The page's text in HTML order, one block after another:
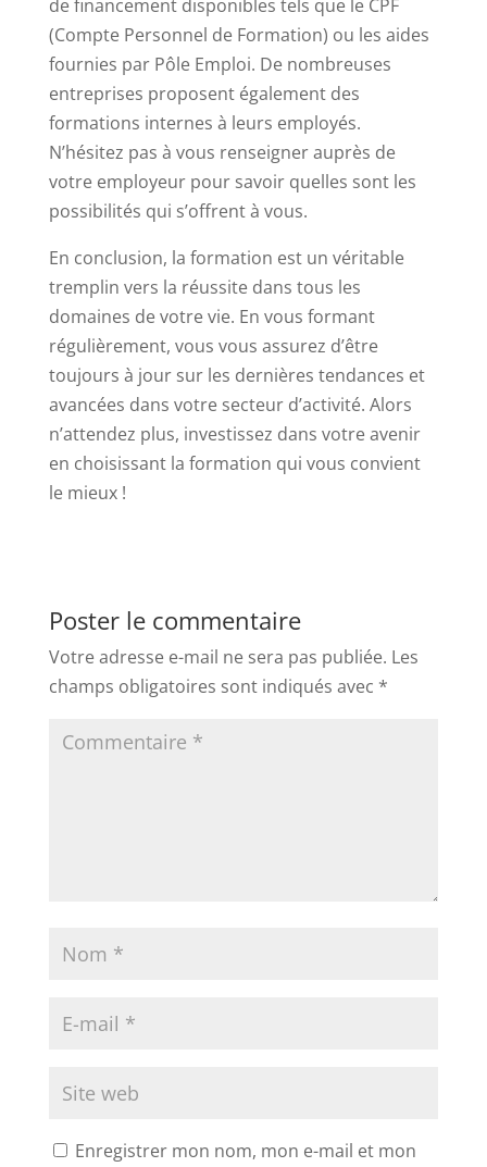
de financement disponibles tels que le CPF
(Compte Personnel de Formation) ou les aides
fournies par Pôle Emploi. De nombreuses
entreprises proposent également des
formations internes à leurs employés.
N’hésitez pas à vous renseigner auprès de
votre employeur pour savoir quelles sont les
possibilités qui s’offrent à vous.
En conclusion, la formation est un véritable
tremplin vers la réussite dans tous les
domaines de votre vie. En vous formant
régulièrement, vous vous assurez d’être
toujours à jour sur les dernières tendances et
avancées dans votre secteur d’activité. Alors
n’attendez plus, investissez dans votre avenir
en choisissant la formation qui vous convient
le mieux !
Poster le commentaire
Votre adresse e-mail ne sera pas publiée. Les
champs obligatoires sont indiqués avec *
Enregistrer mon nom, mon e-mail et mon